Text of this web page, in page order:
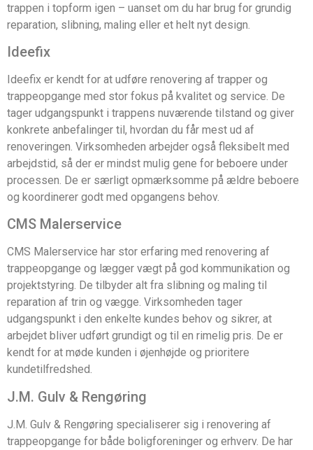
trappen i topform igen – uanset om du har brug for grundig
reparation, slibning, maling eller et helt nyt design.
Ideefix
Ideefix er kendt for at udføre renovering af trapper og
trappeopgange med stor fokus på kvalitet og service. De
tager udgangspunkt i trappens nuværende tilstand og giver
konkrete anbefalinger til, hvordan du får mest ud af
renoveringen. Virksomheden arbejder også fleksibelt med
arbejdstid, så der er mindst mulig gene for beboere under
processen. De er særligt opmærksomme på ældre beboere
og koordinerer godt med opgangens behov.
CMS Malerservice
CMS Malerservice har stor erfaring med renovering af
trappeopgange og lægger vægt på god kommunikation og
projektstyring. De tilbyder alt fra slibning og maling til
reparation af trin og vægge. Virksomheden tager
udgangspunkt i den enkelte kundes behov og sikrer, at
arbejdet bliver udført grundigt og til en rimelig pris. De er
kendt for at møde kunden i øjenhøjde og prioritere
kundetilfredshed.
J.M. Gulv & Rengøring
J.M. Gulv & Rengøring specialiserer sig i renovering af
trappeopgange for både boligforeninger og erhverv. De har